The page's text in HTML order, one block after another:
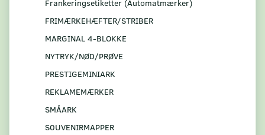
Frankeringsetiketter (Automatmærker)
FRIMÆRKEHÆFTER/STRIBER
MARGINAL 4-BLOKKE
NYTRYK/NØD/PRØVE
PRESTIGEMINIARK
REKLAMEMÆRKER
SMÅARK
S0UVENIRMAPPER